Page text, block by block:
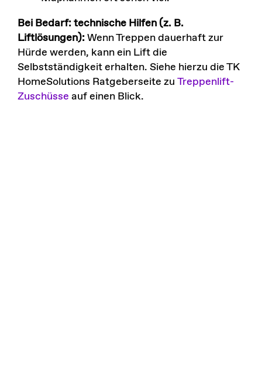
Bei Bedarf: technische Hilfen (z. B.
Liftlösungen):Wenn Treppen dauerhaft zur
Hürde werden, kann ein Lift die
Selbstständigkeit erhalten. Siehe hierzu die TK
HomeSolutions Ratgeberseite zu Treppenlift-
Zuschüsse auf einen Blick.